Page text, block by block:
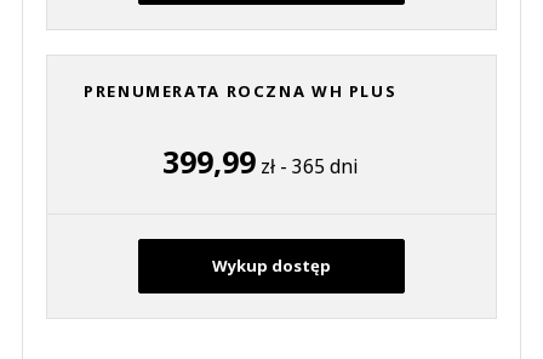
PRENUMERATA ROCZNA WH PLUS
399,99zł - 365 dni
Wykup dostęp